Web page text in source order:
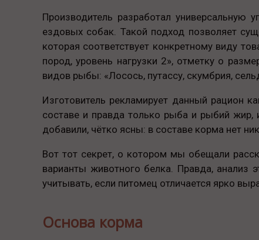
Производитель разработал
ездовых собак. Такой подход позволяет
которая соответствует конкретному виду
пород, уровень нагрузки 2», отметку о
видов рыбы: «Лосось, путассу, скумбрия,
Изготовитель рекламирует данный рацион
составе и правда только рыба и рыбий
добавили, чётко ясны: в составе корма нет
Вот тот секрет, о котором мы обещали
варианты животного белка. Правда, анализ
учитывать, если питомец отличается ярко
Основа корма